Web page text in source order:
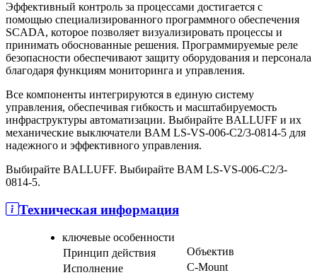
Эффективный контроль за процессами достигается с
помощью специализированного программного обеспечения
SCADA, которое позволяет визуализировать процессы и
принимать обоснованные решения. Программируемые реле
безопасности обеспечивают защиту оборудования и персонала
благодаря функциям мониторинга и управления.
Все компоненты интегрируются в единую систему
управления, обеспечивая гибкость и масштабируемость
инфраструктуры автоматизации. Выбирайте BALLUFF и их
механические выключатели BAM LS-VS-006-C2/3-0814-5 для
надежного и эффективного управления.
Выбирайте BALLUFF. Выбирайте BAM LS-VS-006-C2/3-
0814-5.
Техническая информация
ключевые особенности
Принцип действия
Объектив
Исполнение
C-Mount